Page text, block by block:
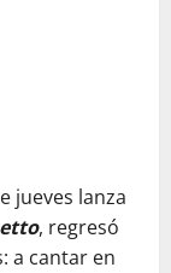
jueves lanza
, regresó
a cantar en